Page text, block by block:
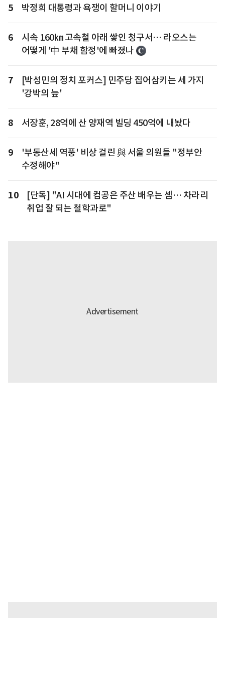
5 박정희 대통령과 욕쟁이 할머니 이야기
6
시속 160㎞ 고속철 아래 쌓인 청구서… 라오스는
어떻게 '中 부채 함정'에 빠졌나
7
[박성민의 정치 포커스] 민주당 집어삼키는 세 가지
'강박의 늪'
8 서장훈, 28억에 산 양재역 빌딩 450억에 내놨다
9
'부동산세 역풍' 비상 걸린 與 서울 의원들 "정부안
수정해야"
10
[단독] "AI 시대에 컴공은 주산 배우는 셈… 차라리
취업 잘 되는 철학과로"